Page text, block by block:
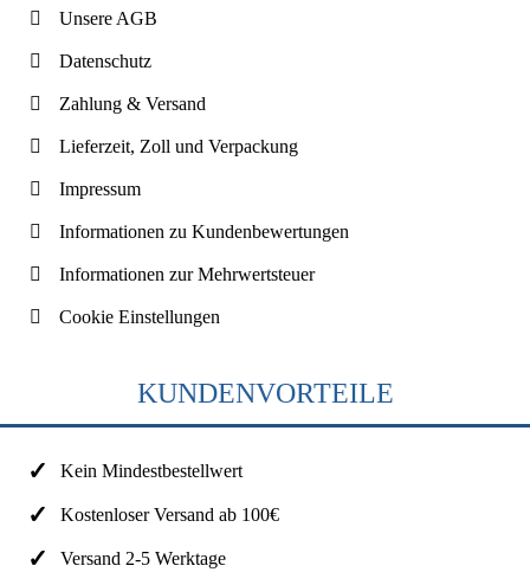
Unsere AGB
Datenschutz
Zahlung & Versand
Lieferzeit, Zoll und Verpackung
Impressum
Informationen zu Kundenbewertungen
Informationen zur Mehrwertsteuer
Cookie Einstellungen
KUNDENVORTEILE
Kein Mindestbestellwert
Kostenloser Versand ab 100€
Versand 2-5 Werktage